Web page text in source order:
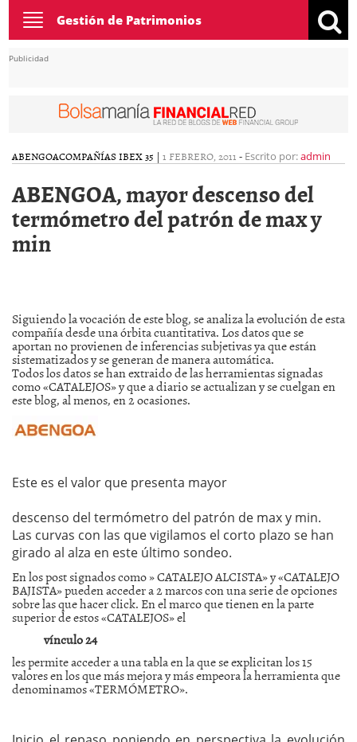
Toggle
navigation
Gestión de Patrimonios
Publicidad
ABENGOACOMPAÑÍAS IBEX 35 | 1 FEBRERO, 2011 - Escrito por:admin
ABENGOA, mayor descenso del
termómetro del patrón de max y
min
Siguiendo la vocación de este blog, se analiza la evolución de esta
compañía desde una órbita cuantitativa. Los datos que se
aportan no provienen de inferencias subjetivas ya que están
sistematizados y se generan de manera automática.
Todos los datos se han extraido de las herramientas signadas
como «CATALEJOS» y que a diario se actualizan y se cuelgan en
este blog, al menos, en 2 ocasiones.
Este es el valor que presenta mayor
descenso del termómetro del patrón de max y min.
Las curvas con las que vigilamos el corto plazo se han
girado al alza en este último sondeo.
En los post signados como » CATALEJO ALCISTA» y «CATALEJO
BAJISTA» pueden acceder a 2 marcos con una serie de opciones
sobre las que hacer click. En el marco que tienen en la parte
superior de estos «CATALEJOS» el
vínculo 24
les permite acceder a una tabla en la que se explicitan los 15
valores en los que más mejora y más empeora la herramienta que
denominamos «TERMÓMETRO».